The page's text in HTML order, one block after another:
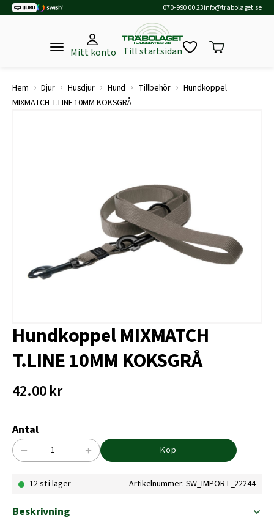
070-990 00 23info@trabolaget.se
Mitt konto Till startsidan
Hem › Djur › Husdjur › Hund › Tillbehör › Hundkoppel
MIXMATCH T.LINE 10MM KOKSGRÅ
Hundkoppel MIXMATCH
T.LINE 10MM KOKSGRÅ
42.00kr
Antal
Hundkoppel
T.LINE
KOKSGRÅ
− + Köp
12 st i lager Artikelnummer: SW_IMPORT_22244
Beskrivning